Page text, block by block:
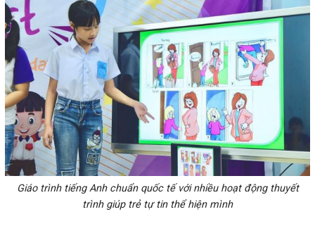
Giáo trình tiếng Anh chuẩn quốc tế với nhiều hoạt động thuyết
trình giúp trẻ tự tin thể hiện mình